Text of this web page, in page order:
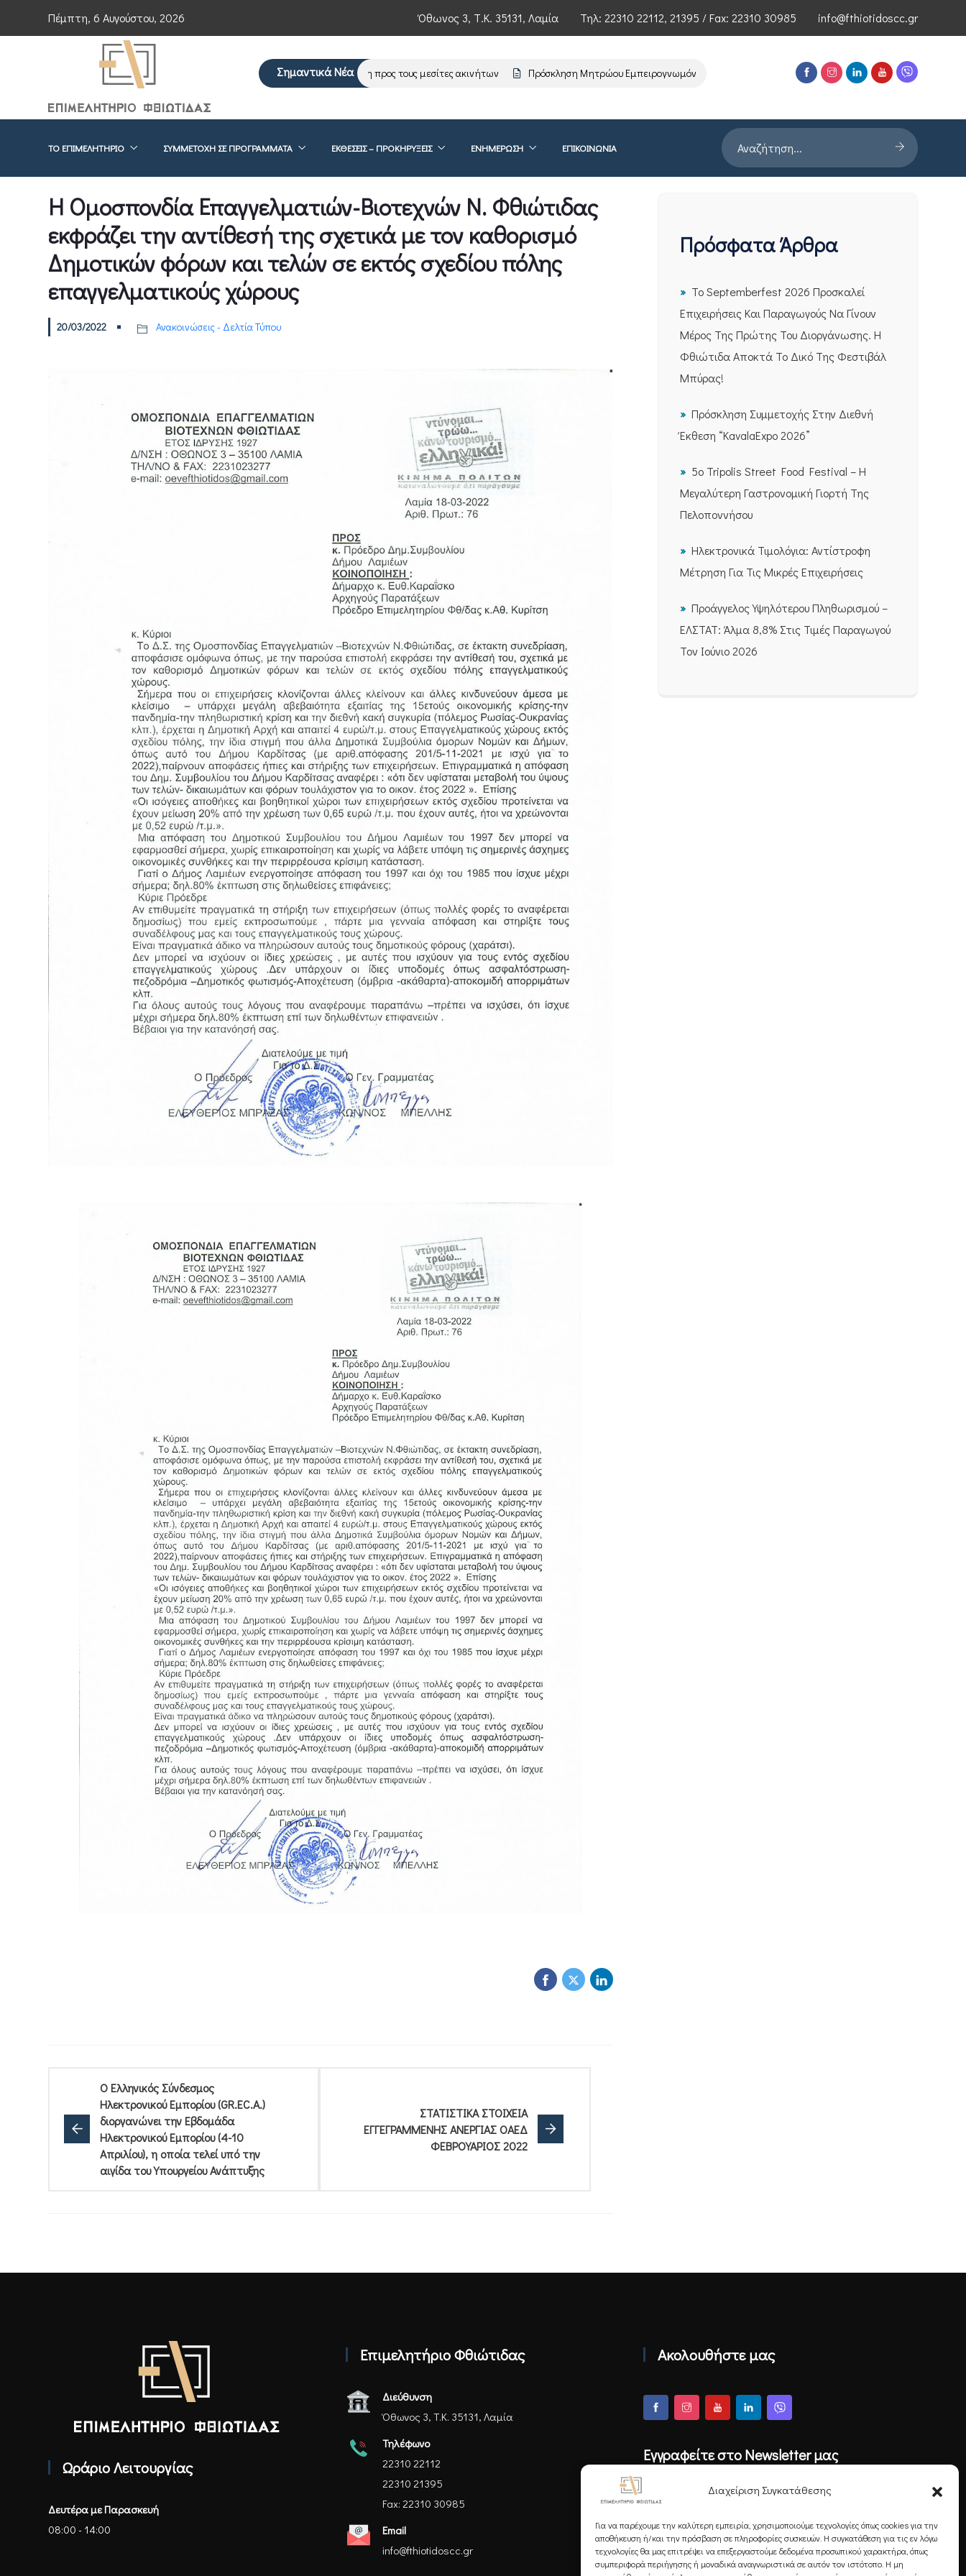
Διαχείριση Συγκατάθεσης
Για να παρέχουμε την καλύτερη εμπειρία, χρησιμοποιούμε τεχνολογίες όπως cookies για την
αποθήκευση ή/και την πρόσβαση σε πληροφορίες συσκευών. Η συγκατάθεση για τις εν λόγω
τεχνολογίες θα μας επιτρέψει να επεξεργαστούμε δεδομένα προσωπικού χαρακτήρα, όπως
συμπεριφορά περιήγησης ή μοναδικά αναγνωριστικά σε αυτόν τον ιστότοπο. Η μη
Πέμπτη, 6 Αυγούστου, 2026 Όθωνος 3, Τ.Κ. 35131, Λαμία Τηλ: 22310 22112, 21395 / Fax: 22310 30985 info@fthiotidoscc.gr
Σημαντικά Νέα
Επείγουσα ενημέρωση προς τους μεσίτες ακινήτων Πρόσκληση Μητρώου Εμπειρογνωμόνων Τεχνολογιών Αιχμής του ΕΦΕΠΑΕ Παρουσίαση Έρευνας
ΤΟ ΕΠΙΜΕΛΗΤΉΡΙΟ ΣΥΜΜΕΤΟΧΉ ΣΕ ΠΡΟΓΡΆΜΜΑΤΑ ΕΚΘΕΣΕΙΣ – ΠΡΟΚΗΡΥΞΕΙΣ ΕΝΗΜΈΡΩΣΗ ΕΠΙΚΟΙΝΩΝΊΑ
Η Ομοσπονδία Επαγγελματιών-Βιοτεχνών Ν. Φθιώτιδας
εκφράζει την αντίθεσή της σχετικά με τον καθορισμό
Δημοτικών φόρων και τελών σε εκτός σχεδίου πόλης
επαγγελματικούς χώρους
20/03/2022 Ανακοινώσεις - Δελτία Τύπου
Ο Ελληνικός Σύνδεσμος
Ηλεκτρονικού Εμπορίου (GR.EC.A.)
διοργανώνει την Εβδομάδα
Ηλεκτρονικού Εμπορίου (4-10
Απριλίου), η οποία τελεί υπό την
αιγίδα του Υπουργείου Ανάπτυξης
ΣΤΑΤΙΣΤΙΚΑ ΣΤΟΙΧΕΙΑ
ΕΓΓΕΓΡΑΜΜΕΝΗΣ ΑΝΕΡΓΙΑΣ ΟΑΕΔ
ΦΕΒΡΟΥΑΡΙΟΣ 2022
Πρόσφατα Άρθρα
Το Septemberfest 2026 Προσκαλεί
Επιχειρήσεις Και Παραγωγούς Να Γίνουν
Μέρος Της Πρώτης Του Διοργάνωσης. Η
Φθιώτιδα Αποκτά Το Δικό Της Φεστιβάλ
Μπύρας!
Πρόσκληση Συμμετοχής Στην Διεθνή
Έκθεση “KavalaExpo 2026”
5ο Tripolis Street Food Festival – Η
Μεγαλύτερη Γαστρονομική Γιορτή Της
Πελοποννήσου
Ηλεκτρονικά Τιμολόγια: Αντίστροφη
Μέτρηση Για Τις Μικρές Επιχειρήσεις
Προάγγελος Υψηλότερου Πληθωρισμού –
ΕΛΣΤΑΤ: Άλμα 8,8% Στις Τιμές Παραγωγού
Τον Ιούνιο 2026
Ωράριο Λειτουργίας
Δευτέρα με Παρασκευή
08:00 - 14:00
Επιμελητήριο Φθιώτιδας
Διεύθυνση
Όθωνος 3, Τ.Κ. 35131, Λαμία
Τηλέφωνο
22310 22112
22310 21395
Fax: 22310 30985
Email
info@fthiotidoscc.gr
Ακολουθήστε μας
Εγγραφείτε στο Newsletter μας
Εγγραφή